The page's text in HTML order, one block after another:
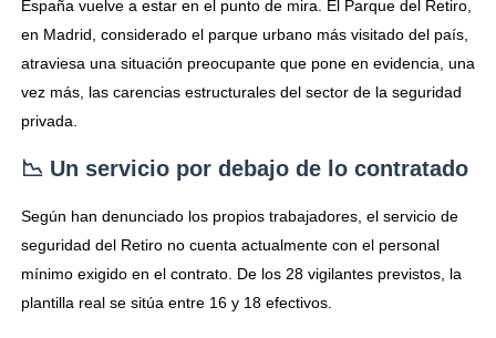
España vuelve a estar en el punto de mira. El Parque del Retiro,
en Madrid, considerado el parque urbano más visitado del país,
atraviesa una situación preocupante que pone en evidencia, una
vez más, las carencias estructurales del sector de la seguridad
privada.
📉 Un servicio por debajo de lo contratado
Según han denunciado los propios trabajadores, el servicio de
seguridad del Retiro no cuenta actualmente con el personal
mínimo exigido en el contrato. De los 28 vigilantes previstos, la
plantilla real se sitúa entre 16 y 18 efectivos.